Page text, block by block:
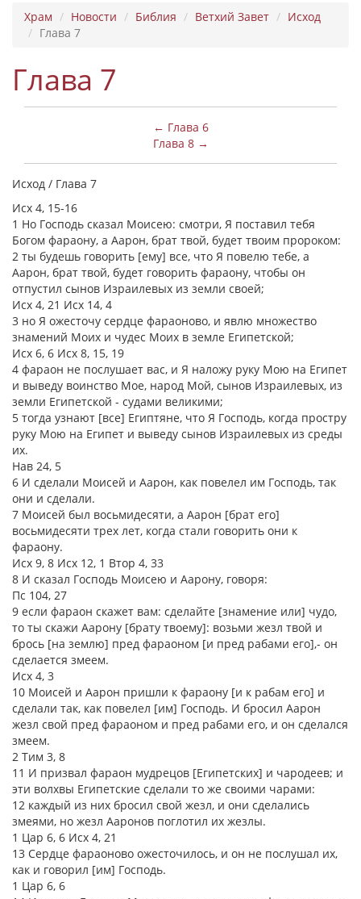
Храм Новости Библия Ветхий Завет
Исход
Глава 7
Глава 7
← Глава 6
Глава 8 →
Исход / Глава 7
Исх 4, 15-16
1 Но Господь сказал Моисею: смотри, Я поставил тебя
Богом фараону, а Аарон, брат твой, будет твоим пророком:
2 ты будешь говорить [ему] все, что Я повелю тебе, а
Аарон, брат твой, будет говорить фараону, чтобы он
отпустил сынов Израилевых из земли своей;
Исх 4, 21 Исх 14, 4
3 но Я ожесточу сердце фараоново, и явлю множество
знамений Моих и чудес Моих в земле Египетской;
Исх 6, 6 Исх 8, 15, 19
4 фараон не послушает вас, и Я наложу руку Мою на Египет
и выведу воинство Мое, народ Мой, сынов Израилевых, из
земли Египетской - судами великими;
5 тогда узнают [все] Египтяне, что Я Господь, когда простру
руку Мою на Египет и выведу сынов Израилевых из среды
их.
Нав 24, 5
6 И сделали Моисей и Аарон, как повелел им Господь, так
они и сделали.
7 Моисей был восьмидесяти, а Аарон [брат его]
восьмидесяти трех лет, когда стали говорить они к
фараону.
Исх 9, 8 Исх 12, 1 Втор 4, 33
8 И сказал Господь Моисею и Аарону, говоря:
Пс 104, 27
9 если фараон скажет вам: сделайте [знамение или] чудо,
то ты скажи Аарону [брату твоему]: возьми жезл твой и
брось [на землю] пред фараоном [и пред рабами его],- он
сделается змеем.
Исх 4, 3
10 Моисей и Аарон пришли к фараону [и к рабам его] и
сделали так, как повелел [им] Господь. И бросил Аарон
жезл свой пред фараоном и пред рабами его, и он сделался
змеем.
2 Тим 3, 8
11 И призвал фараон мудрецов [Египетских] и чародеев; и
эти волхвы Египетские сделали то же своими чарами:
12 каждый из них бросил свой жезл, и они сделались
змеями, но жезл Ааронов поглотил их жезлы.
1 Цар 6, 6 Исх 4, 21
13 Сердце фараоново ожесточилось, и он не послушал их,
как и говорил [им] Господь.
1 Цар 6, 6